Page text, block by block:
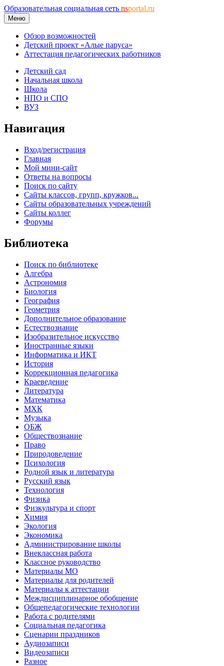
Образовательная социальная сеть nsportal.ru
Меню
Обзор возможностей
Детский проект «Алые паруса»
Аттестация педагогических работников
Детский сад
Начальная школа
Школа
НПО и СПО
ВУЗ
Навигация
Вход/регистрация
Главная
Мой мини-сайт
Ответы на вопросы
Поиск по сайту
Сайты классов, групп, кружков...
Сайты образовательных учреждений
Сайты коллег
Форумы
Библиотека
Поиск по библиотеке
Алгебра
Астрономия
Биология
География
Геометрия
Дополнительное образование
Естествознание
Изобразительное искусство
Иностранные языки
Информатика и ИКТ
История
Коррекционная педагогика
Краеведение
Литература
Математика
МХК
Музыка
ОБЖ
Обществознание
Право
Природоведение
Психология
Родной язык и литература
Русский язык
Технология
Физика
Физкультура и спорт
Химия
Экология
Экономика
Администрирование школы
Внеклассная работа
Классное руководство
Материалы МО
Материалы для родителей
Материалы к аттестации
Междисциплинарное обобщение
Общепедагогические технологии
Работа с родителями
Социальная педагогика
Сценарии праздников
Аудиозаписи
Видеозаписи
Разное